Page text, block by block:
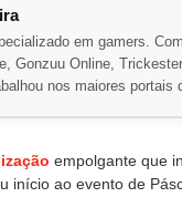
em gamers.
Gonzuu Online,
nos maiores portais
empolgante que
início ao evento de